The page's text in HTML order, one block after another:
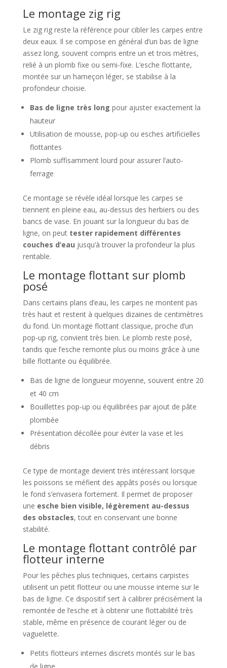
Le montage zig rig
Le zig rig reste la référence pour cibler les carpes entre
deux eaux. Il se compose en général d’un bas de ligne
assez long, souvent compris entre un et trois mètres,
relié à un plomb fixe ou semi-fixe. L’esche flottante,
montée sur un hameçon léger, se stabilise à la
profondeur choisie.
Bas de ligne très long pour ajuster exactement la
hauteur
Utilisation de mousse, pop-up ou esches artificielles
flottantes
Plomb suffisamment lourd pour assurer l’auto-
ferrage
Ce montage se révèle idéal lorsque les carpes se
tiennent en pleine eau, au-dessus des herbiers ou des
bancs de vase. En jouant sur la longueur du bas de
ligne, on peut tester rapidement différentes
couches d’eau jusqu’à trouver la profondeur la plus
rentable.
Le montage flottant sur plomb
posé
Dans certains plans d’eau, les carpes ne montent pas
très haut et restent à quelques dizaines de centimètres
du fond. Un montage flottant classique, proche d’un
pop-up rig, convient très bien. Le plomb reste posé,
tandis que l’esche remonte plus ou moins grâce à une
bille flottante ou équilibrée.
Bas de ligne de longueur moyenne, souvent entre 20
et 40 cm
Bouillettes pop-up ou équilibrées par ajout de pâte
plombée
Présentation décollée pour éviter la vase et les
débris
Ce type de montage devient très intéressant lorsque
les poissons se méfient des appâts posés ou lorsque
le fond s’envasera fortement. Il permet de proposer
une esche bien visible, légèrement au-dessus
des obstacles, tout en conservant une bonne
stabilité.
Le montage flottant contrôlé par
flotteur interne
Pour les pêches plus techniques, certains carpistes
utilisent un petit flotteur ou une mousse interne sur le
bas de ligne. Ce dispositif sert à calibrer précisément la
remontée de l’esche et à obtenir une flottabilité très
stable, même en présence de courant léger ou de
vaguelette.
Petits flotteurs internes discrets montés sur le bas